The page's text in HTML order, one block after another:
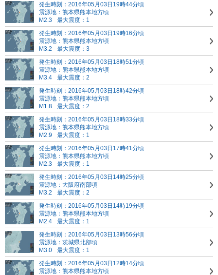
発生時刻：2016年05月03日19時44分頃
震源地：熊本県熊本地方頃
M2.3
最大震度：1
発生時刻：2016年05月03日19時16分頃
震源地：熊本県熊本地方頃
M3.2
最大震度：3
発生時刻：2016年05月03日18時51分頃
震源地：熊本県熊本地方頃
M3.4
最大震度：2
発生時刻：2016年05月03日18時42分頃
震源地：熊本県熊本地方頃
M1.8
最大震度：2
発生時刻：2016年05月03日18時33分頃
震源地：熊本県熊本地方頃
M2.9
最大震度：1
発生時刻：2016年05月03日17時41分頃
震源地：熊本県熊本地方頃
M2.3
最大震度：1
発生時刻：2016年05月03日14時25分頃
震源地：大阪府南部頃
M3.2
最大震度：2
発生時刻：2016年05月03日14時19分頃
震源地：熊本県熊本地方頃
M2.4
最大震度：1
発生時刻：2016年05月03日13時56分頃
震源地：茨城県北部頃
M3.0
最大震度：1
発生時刻：2016年05月03日12時14分頃
震源地：熊本県熊本地方頃